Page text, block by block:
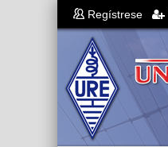
Regístrese